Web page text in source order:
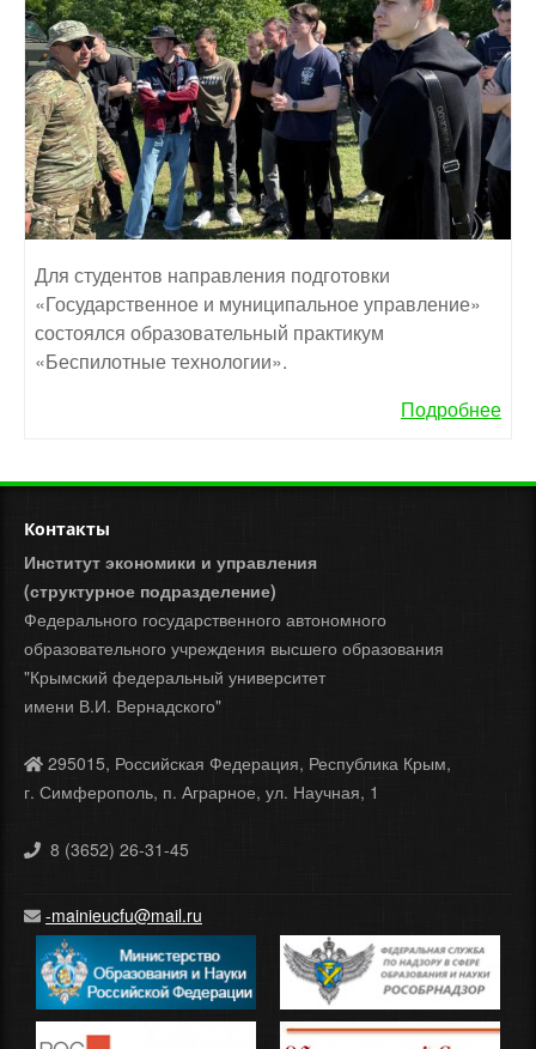
Для студентов направления подготовки
«Государственное и муниципальное управление»
состоялся образовательный практикум
«Беспилотные технологии».
Подробнее
Контакты
Институт экономики и управления
(структурное подразделение)
Федерального государственного автономного
образовательного учреждения высшего образования
"Крымский федеральный университет
имени В.И. Вернадского"
295015, Российская Федерация, Республика Крым,
г. Симферополь, п. Аграрное, ул. Научная, 1
8 (3652) 26-31-45
-mainieucfu@mail.ru